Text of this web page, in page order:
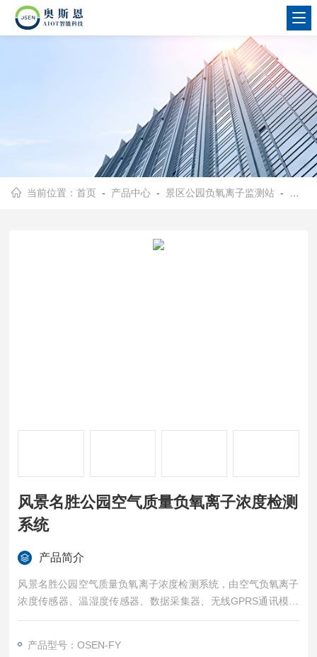
当前位置：首页 - 产品中心 -景区公园负氧离子监测站 -
风景名胜公园空气质量负氧离子浓度检测
系统
产品简介
风景名胜公园空气质量负氧离子浓度检测系统，由空气负氧离子
浓度传感器、温湿度传感器、数据采集器、无线GPRS通讯模块
和电源控制系统组成。负氧离子监测站能实时测量大气负氧离子
产品型号：OSEN-FY